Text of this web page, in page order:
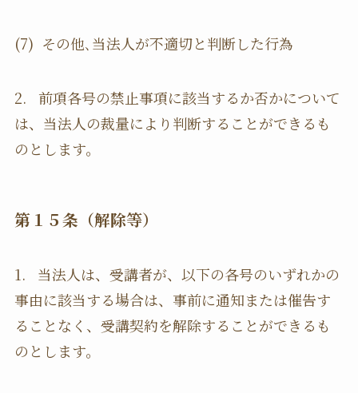
(7) その他､当法人が不適切と判断した行為
2. 前項各号の禁止事項に該当するか否かについて
は、当法人の裁量により判断することができるも
のとします。
第１５条（解除等）
1. 当法人は、受講者が、以下の各号のいずれかの
事由に該当する場合は、事前に通知または催告す
ることなく、受講契約を解除することができるも
のとします。